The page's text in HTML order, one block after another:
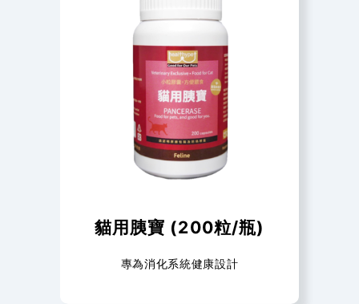
貓用胰寶 (200粒/瓶)
專為消化系統健康設計